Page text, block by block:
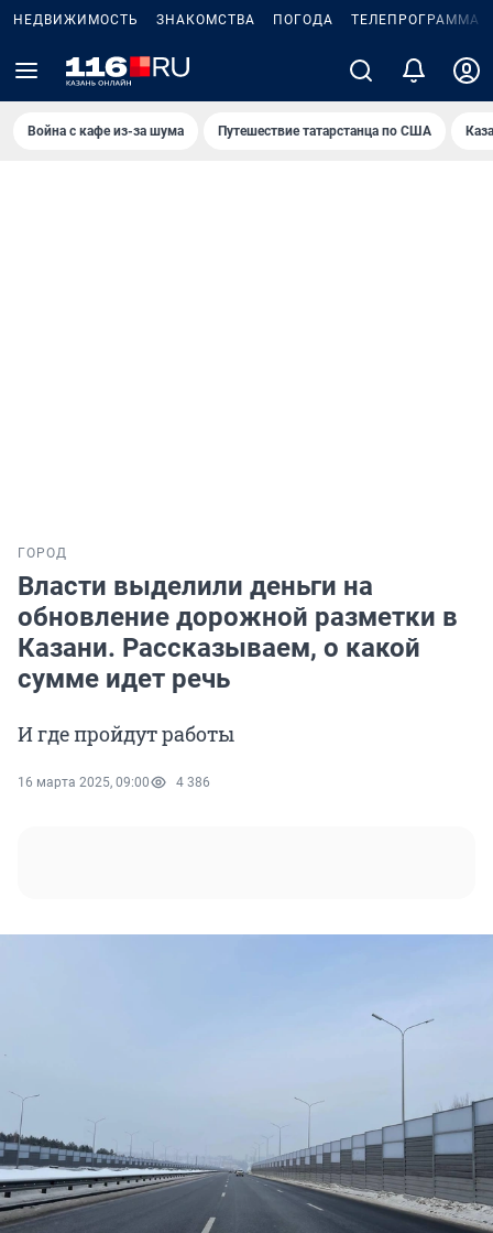
НЕДВИЖИМОСТЬ ЗНАКОМСТВА ПОГОДА ТЕЛЕПРОГРАММА
Война с кафе из-за шума Путешествие татарстанца по США
ГОРОД
Власти выделили деньги на
обновление дорожной разметки в
Казани. Рассказываем, о какой
сумме идет речь
И где пройдут работы
16 марта 2025, 09:00 4 386